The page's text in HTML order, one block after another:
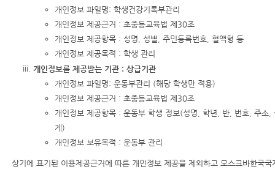
개인정보 파일명: 학생건강기록부관리
개인정보 제공근거 : 초중등교육법 제30조
개인정보 제공항목 : 성명, 성별, 주민등록번호, 혈액형 등
개인정보 제공목적 : 학생 관리
개인정보를 제공받는 기관 : 상급기관
개인정보 파일명: 운동부관리 (해당 학생만 적용)
개인정보 제공근거 : 초중등교육법 제30조
개인정보 제공항목 : 운동부 학생 정보(성명, 학년, 반, 번호, 주소
게)
개인정보 보유목적 : 운동부 관리
상기에 표기된 이용제공근거에 따른 개인정보 제공을 제외하고 모스크바한국